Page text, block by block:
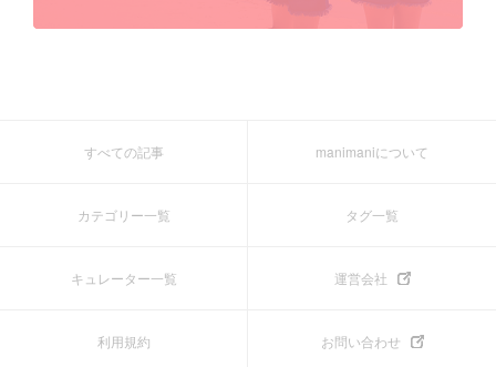
すべての記事 manimaniについて
カテゴリー一覧 タグ一覧
キュレーター一覧 運営会社
利用規約 お問い合わせ